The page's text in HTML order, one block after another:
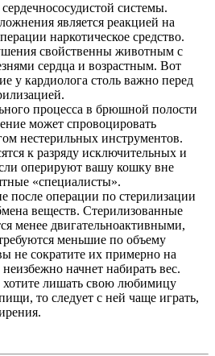
системы.
является реакцией на
наркотическое средство.
свойственны животным с
сердца и возрастным. Вот
у кардиолога столь важно перед
процесса в брюшной полости
может спровоцировать
нестерильных инструментов.
к разряду исключительных и
оперируют вашу кошку вне
«специалисты».
после операции по стерилизации
веществ. Стерилизованные
менее двигательноактивными,
меньшие по объему
не сократите их примерно на
начнет набирать вес.
лишать свою любимицу
то следует с ней чаще играть,